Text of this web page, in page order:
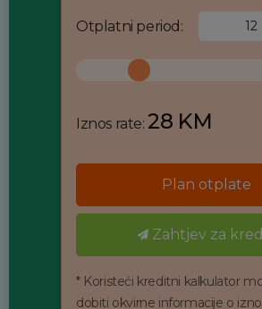
Otplatni period:
Iznos rate: 28 KM
Plan otplate
Zahtjev za
* Koristeći kreditni kalkulator
dobiti okvirne informacije o